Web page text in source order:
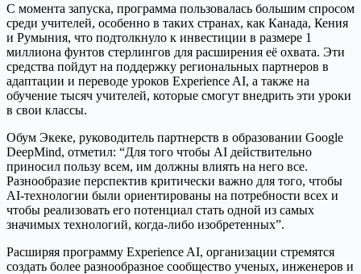
С момента запуска, программа пользовалась большим спросом
среди учителей, особенно в таких странах, как Канада, Кения
и Румыния, что подтолкнуло к инвестиции в размере 1
миллиона фунтов стерлингов для расширения её охвата. Эти
средства пойдут на поддержку региональных партнеров в
адаптации и переводе уроков Experience AI, а также на
обучение тысяч учителей, которые смогут внедрить эти уроки
в свои классы.
Обум Экеке, руководитель партнерств в образовании Google
DeepMind, отметил: “Для того чтобы AI действительно
приносил пользу всем, им должны влиять на него все.
Разнообразие перспектив критически важно для того, чтобы
AI-технологии были ориентированы на потребности всех и
чтобы реализовать его потенциал стать одной из самых
значимых технологий, когда-либо изобретенных”.
Расширяя программу Experience AI, организации стремятся
создать более разнообразное сообщество ученых, инженеров и